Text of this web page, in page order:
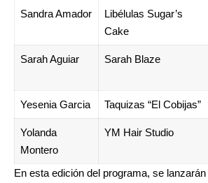
Sandra Amador
Libélulas Sugar’s
Cake
Sarah Aguiar Sarah Blaze
Yesenia Garcia Taquizas “El Cobijas”
Yolanda
Montero
YM Hair Studio
En esta edición del programa, se